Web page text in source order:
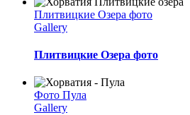
Плитвицкие Озера фото
Gallery
Плитвицкие Озера фото
Фото Пула
Gallery